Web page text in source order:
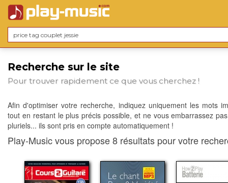
Recherche sur le site
Pour trouver rapidement ce que vous cherchez !
Afin d'optimiser votre recherche, indiquez uniquement les mots
tout en restant le plus précis possible, et ne vous embarrassez
pluriels... ils sont pris en compte automatiquement !
Play-Music vous propose 8 résultats pour votre